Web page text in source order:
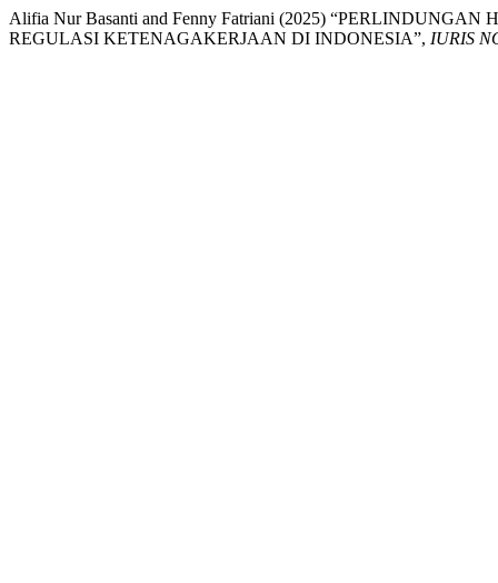
Alifia Nur Basanti and Fenny Fatriani (2025)
REGULASI KETENAGAKERJAAN DI INDONESIA”, IURIS